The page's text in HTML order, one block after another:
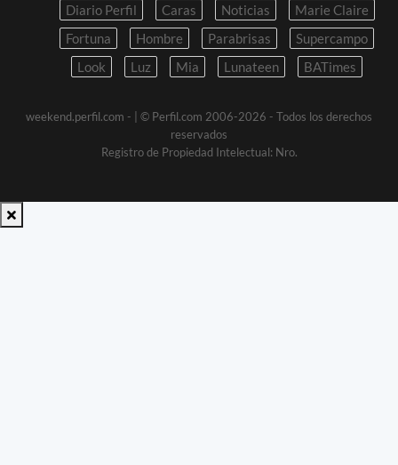
Diario Perfil Caras Noticias
Marie Claire
Fortuna
Hombre Parabrisas
Supercampo
Look
Luz Mia Lunateen BATimes
weekend.perfil.com - | © Perfil.com 2006-2026 - Todos los derechos
reservados
Registro de Propiedad Intelectual: Nro.